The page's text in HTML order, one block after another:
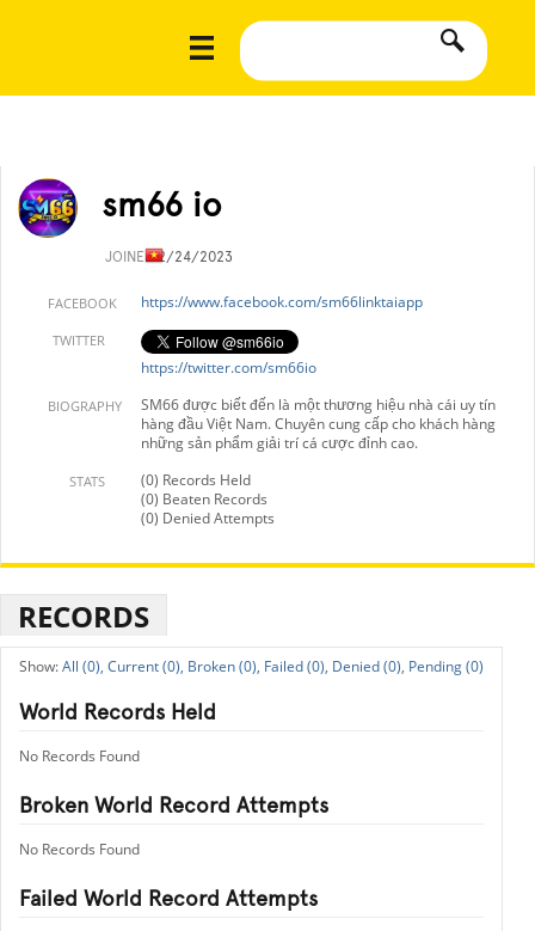
sm66 io
JOINED2/24/2023
FACEBOOK https://www.facebook.com/sm66linktaiapp
TWITTER
https://twitter.com/sm66io
BIOGRAPHY
SM66 được biết đến là một thương hiệu nhà cái uy tín
hàng đầu Việt Nam. Chuyên cung cấp cho khách hàng
những sản phẩm giải trí cá cược đỉnh cao.
STATS
(0) Records Held
(0) Beaten Records
(0) Denied Attempts
RECORDS
All (0), Current (0), Broken (0), Failed (0), Denied (0), Pending (0)
World Records Held
No Records Found
Broken World Record Attempts
No Records Found
Failed World Record Attempts